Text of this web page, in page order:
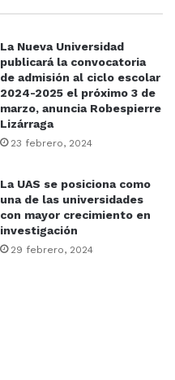
La Nueva Universidad
publicará la convocatoria
de admisión al ciclo escolar
2024-2025 el próximo 3 de
marzo, anuncia Robespierre
Lizárraga
23 febrero, 2024
La UAS se posiciona como
una de las universidades
con mayor crecimiento en
investigación
29 febrero, 2024